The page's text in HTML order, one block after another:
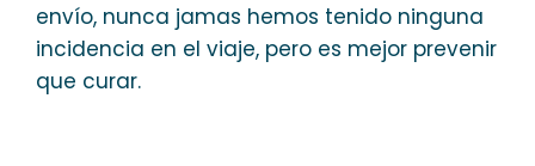
envío, nunca jamas hemos tenido ninguna
incidencia en el viaje, pero es mejor prevenir
que curar.